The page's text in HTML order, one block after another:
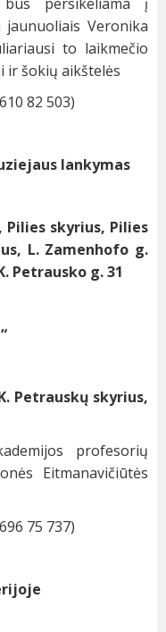
persikeliama į
Veronika
to laikmečio
ir šokių aikštelės
82 503)
lankymas
Pilies skyrius, Pilies
L. Zamenhofo g.
Petrausko g. 31
Petrauskų skyrius,
profesorių
Eitmanavičiūtės
75 737)